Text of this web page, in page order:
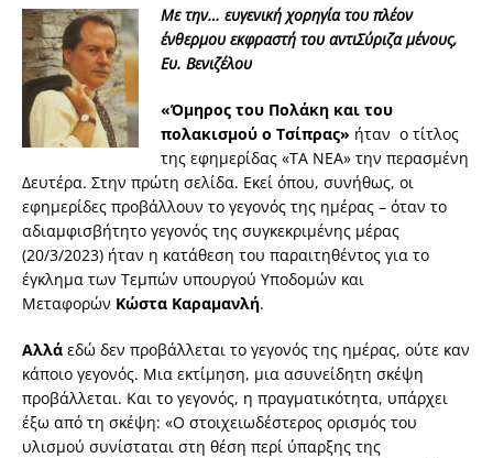
Mε την… ευγενική χορηγία του πλέον
ένθερμου εκφραστή του αντιΣύριζα μένους,
Ευ. Βενιζέλου
«Όμηρος του Πολάκη και του
πολακισμού ο Τσίπρας» ήταν ο τίτλος
της εφημερίδας «ΤΑ ΝΕΑ» την περασμένη
Δευτέρα. Στην πρώτη σελίδα. Εκεί όπου, συνήθως, οι
εφημερίδες προβάλλουν το γεγονός της ημέρας – όταν το
αδιαμφισβήτητο γεγονός της συγκεκριμένης μέρας
(20/3/2023) ήταν η κατάθεση του παραιτηθέντος για το
έγκλημα των Τεμπών υπουργού Υποδομών και
Μεταφορών Κώστα Καραμανλή.
Αλλά εδώ δεν προβάλλεται το γεγονός της ημέρας, ούτε καν
κάποιο γεγονός. Μια εκτίμηση, μια ασυνείδητη σκέψη
προβάλλεται. Και το γεγονός, η πραγματικότητα, υπάρχει
έξω από τη σκέψη: «Ο στοιχειωδέστερος ορισμός του
υλισμού συνίσταται στη θέση περί ύπαρξης της